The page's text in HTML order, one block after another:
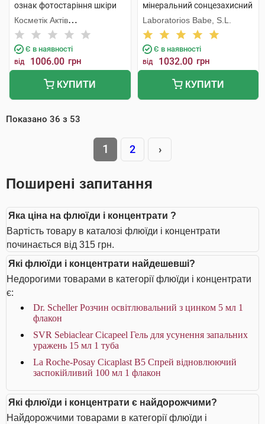
ознак фотостаріння шкіри
обличчя SPF50+ 40 мл 1
флакон
Косметік Актів
Інтернаціональ
Є в наявності
від 1006.00 грн
КУПИТИ
мінеральний сонцезахисний
з фізичними фільтрами з
SPF50 50 мл 1 флакон
Laboratorios Babe, S.L.
Є в наявності
від 1032.00 грн
КУПИТИ
Показано 36 з 53
1 2 ›
Поширені запитання
Яка ціна на флюїди і концентрати ?
Вартість товару в каталозі флюїди і концентрати
починається від 315 грн.
Які флюїди і концентрати найдешевші?
Недорогими товарами в категорії флюїди і концентрати
є:
Dr. Scheller Розчин освітлювальний з цинком 5 мл 1
флакон
SVR Sebiaclear Cicapeel Гель для усунення запальних
уражень 15 мл 1 туба
La Roche-Posay Cicaplast В5 Спрей відновлюючий
заспокійливий 100 мл 1 флакон
Які флюїди і концентрати є найдорожчими?
Найдорожчими товарами в категорії флюїди і